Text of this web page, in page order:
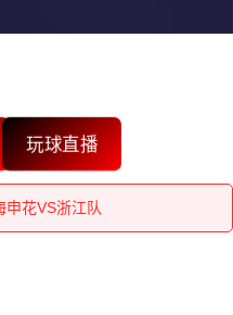
玩球直播
申花VS浙江队
花VS浙江队
花VS浙江队